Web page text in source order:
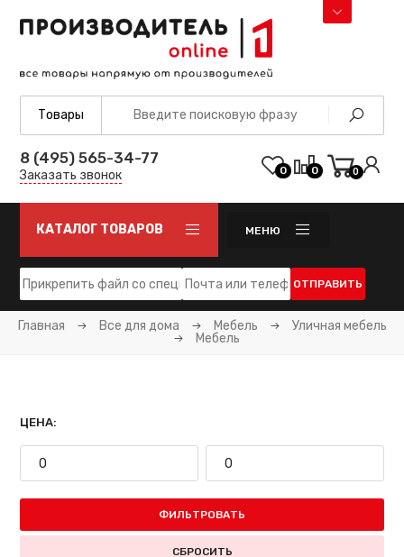
8 (495) 565-34-77
Заказать звонок 0 0 0
КАТАЛОГ ТОВАРОВ МЕНЮ
ОТПРАВИТЬ
Главная Все для дома Мебель
Уличная мебель
Мебель
ЦЕНА:
ФИЛЬТРОВАТЬ
СБРОСИТЬ